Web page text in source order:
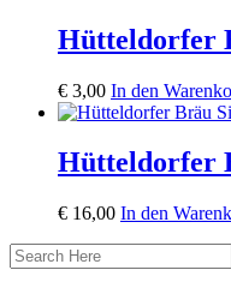
Hütteldorfer
€ 3,00 In den
Hütteldorfer
€ 16,00 In den